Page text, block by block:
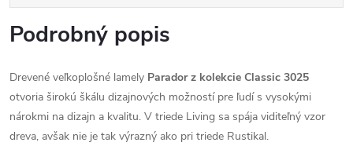
Podrobný popis
Drevené veľkoplošné lamely Parador z kolekcie Classic 3025
otvoria širokú škálu dizajnových možností pre ľudí s vysokými
nárokmi na dizajn a kvalitu. V triede Living sa spája viditeľný vzor
dreva, avšak nie je tak výrazný ako pri triede Rustikal.